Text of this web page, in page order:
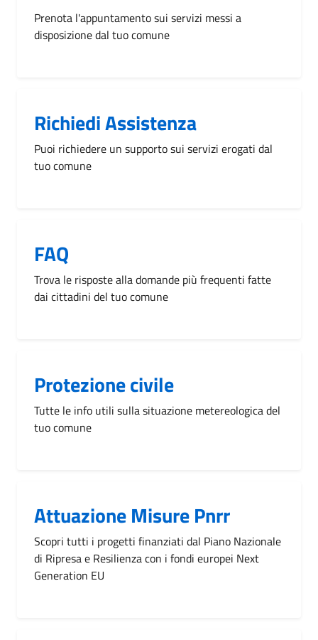
Prenota l'appuntamento sui servizi messi a
disposizione dal tuo comune
Richiedi Assistenza
Puoi richiedere un supporto sui servizi erogati dal
tuo comune
FAQ
Trova le risposte alla domande più frequenti fatte
dai cittadini del tuo comune
Protezione civile
Tutte le info utili sulla situazione metereologica del
tuo comune
Attuazione Misure Pnrr
Scopri tutti i progetti finanziati dal Piano Nazionale
di Ripresa e Resilienza con i fondi europei Next
Generation EU